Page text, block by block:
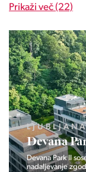
Prikaži več (22)
Devana
Devana Park II
nadaljevanje